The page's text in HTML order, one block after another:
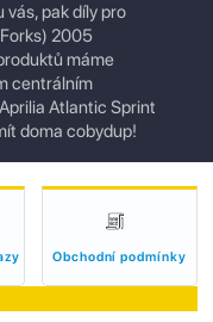
pak díly pro
2005
máme
centrálním
Atlantic Sprint
doma cobydup!
Obchodní podmínky